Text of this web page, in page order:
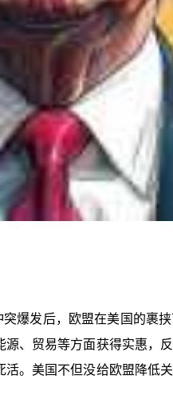
爆发后，欧盟在美国的裹
、贸易等方面获得实惠，
。美国不但没给欧盟降低